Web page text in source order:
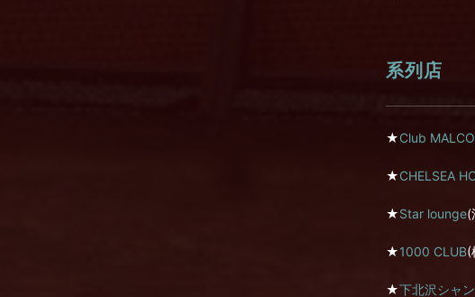
系列店
★Club
★CHELSEA
★Star lounge(
★1000 CLUB(
★下北沢シャ